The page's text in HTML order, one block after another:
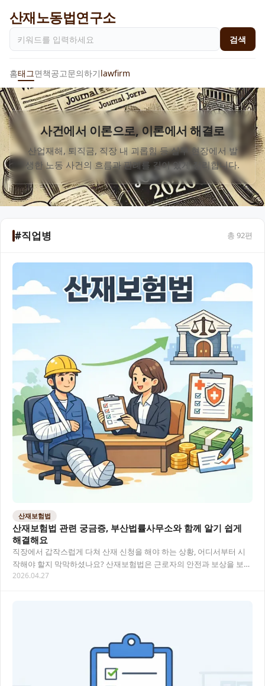
산재노동법연구소
검색
홈태그면책공고문의하기lawfirm
사건에서 이론으로, 이론에서 해결로
산업재해, 퇴직금, 직장 내 괴롭힘 등 실무 현장에서 발
생한 노동 사건의 흐름과 판례를 깊이 있게 정리합니다.
#직업병 총 92편
산재보험법
산재보험법 관련 궁금증, 부산법률사무소와 함께 알기 쉽게
해결해요
직장에서 갑작스럽게 다쳐 산재 신청을 해야 하는 상황, 어디서부터 시
작해야 할지 막막하셨나요? 산재보험법은 근로자의 안전과 보상을 보장
하는 중요한 법률이지만, 복잡한 절차와 용어들…
2026.04.27